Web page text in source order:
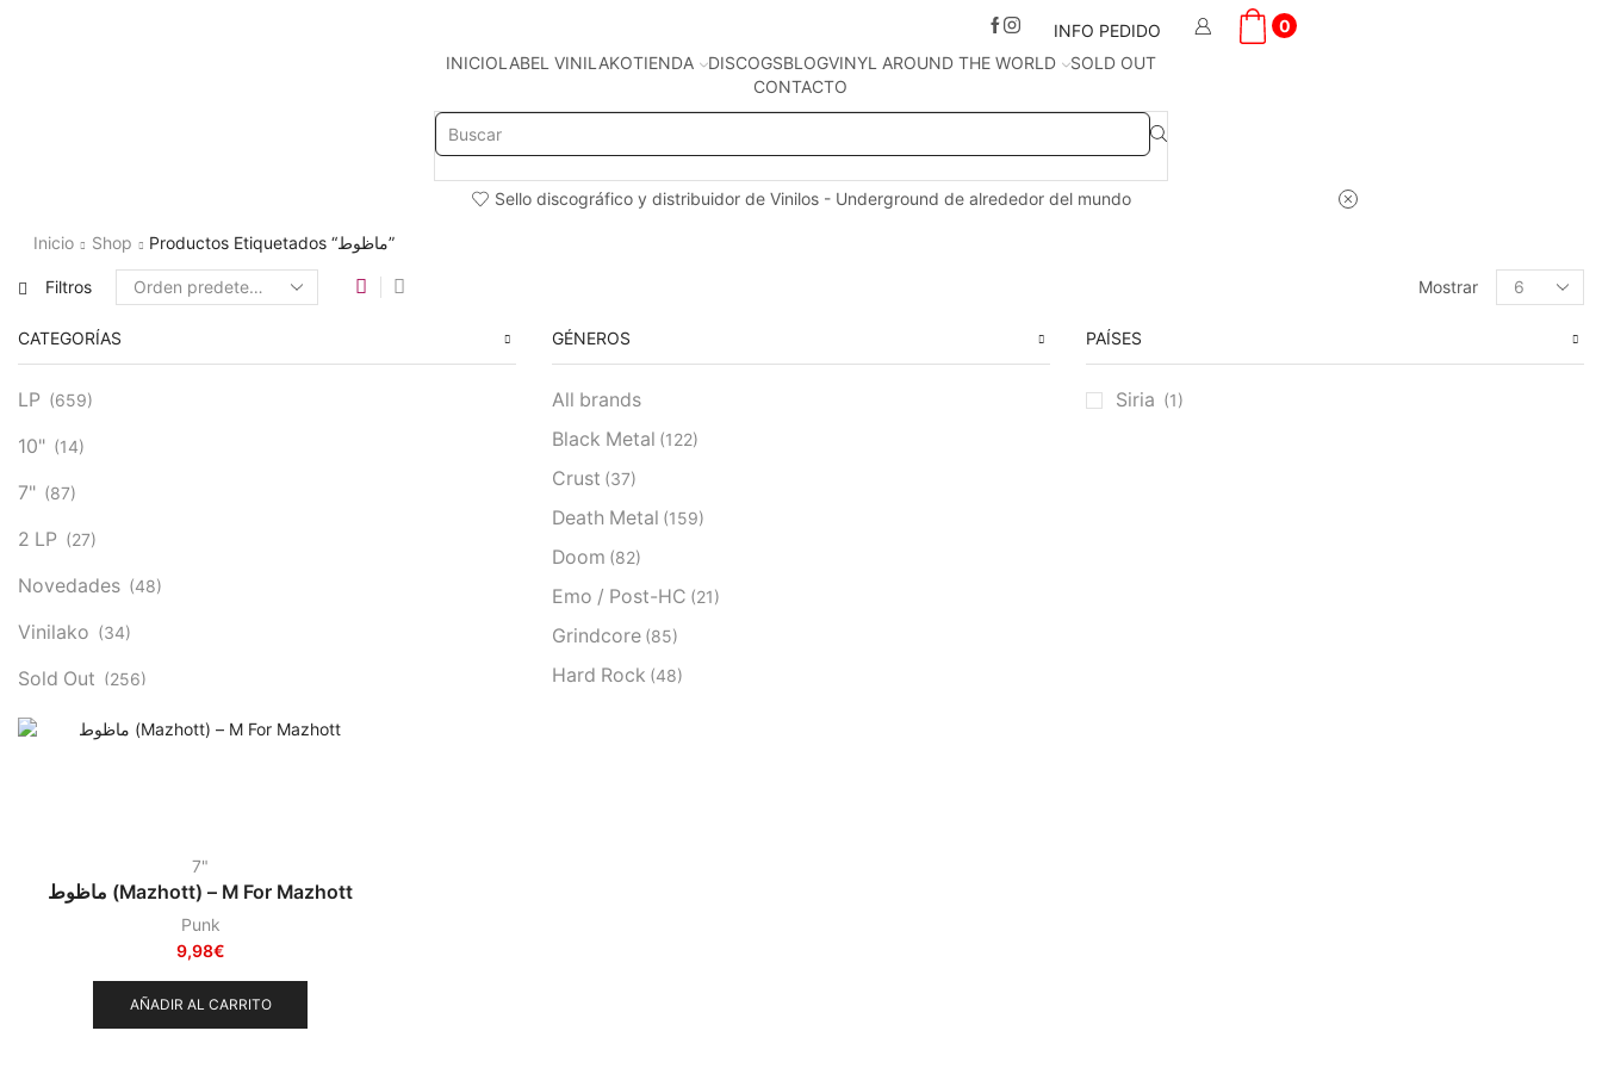
INFO PEDIDO
0
INICIOLABEL VINILAKOTIENDA DISCOGSBLOGVINYL AROUND THE WORLD
SOLD OUT
CONTACTO
Search
input
Sello discográfico y distribuidor de Vinilos - Underground de alrededor del mundo
Inicio Shop Productos Etiquetados “ماظوط”
Filtros Mostrar
Products
per
CATEGORÍAS
LP (659)
10" (14)
7" (87)
2 LP (27)
Novedades (48)
Vinilako (34)
Sold Out (256)
GÉNEROS
All brands
Black Metal (122)
Crust (37)
Death Metal (159)
Doom (82)
Emo / Post-HC (21)
Grindcore (85)
Hard Rock (48)
PAÍSES
Siria (1)
7"
ماظوط (Mazhott) – M For Mazhott
Punk
9,98€
AÑADIR AL CARRITO